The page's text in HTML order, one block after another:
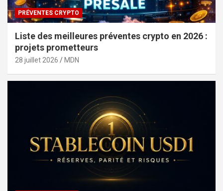
PRÉVENTES CRYPTO
Liste des meilleures préventes crypto en 2026 :
projets prometteurs
28 juillet 2026 MDN